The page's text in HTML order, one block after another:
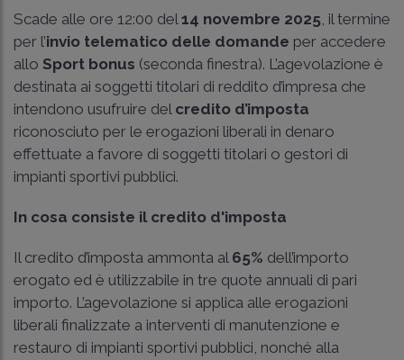
Scade alle ore 12:00 del14 novembre 2025, il termine
per l’invio telematico delle domande per accedere
allo Sport bonus (seconda finestra). L’agevolazione è
destinata ai soggetti titolari di reddito d’impresa che
intendono usufruire del credito d’imposta
riconosciuto per le erogazioni liberali in denaro
effettuate a favore di soggetti titolari o gestori di
impianti sportivi pubblici.
In cosa consiste il credito d'imposta
Il credito d’imposta ammonta al 65% dell’importo
erogato ed è utilizzabile in tre quote annuali di pari
importo. L’agevolazione si applica alle erogazioni
liberali finalizzate a interventi di manutenzione e
restauro di impianti sportivi pubblici, nonché alla